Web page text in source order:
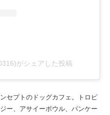
がシェアした投稿
セプトのドッグカフェ。トロピ
ー、アサイーボウル、パンケー